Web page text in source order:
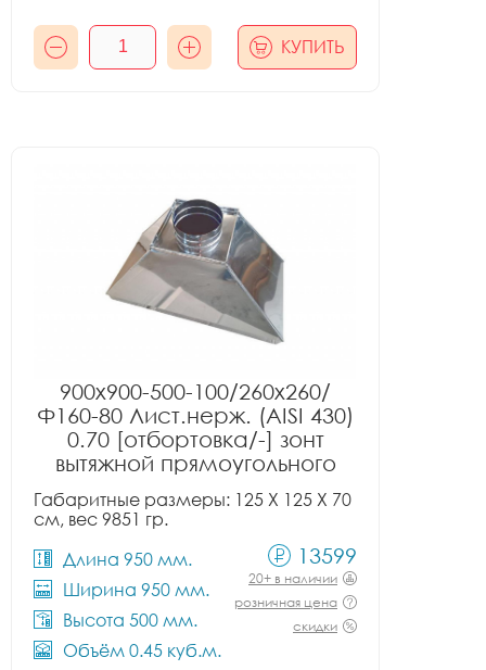
КУПИТЬ
900x900-500-100/260x260/
Ф160-80 Лист.нерж. (AISI 430)
0.70 [отбортовка/-] зонт
вытяжной прямоугольного
сечения тип 2
Габаритные размеры: 125 X 125 X 70
см, вес 9851 гр.
Длина 950 мм.
Ширина 950 мм.
Высота 500 мм.
Объём 0.45 куб.м.
13599
20+ в наличии
розничная цена
скидки